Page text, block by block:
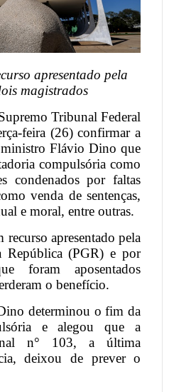
apresentado pela
magistrados
Tribunal Federal
feira (26) confirmar a
Flávio Dino que
compulsória como
condenados por faltas
venda de sentenças,
e moral, entre outras.
apresentado pela
República (PGR) e por
foram aposentados
o benefício.
determinou o fim da
e alegou que a
n° 103, a última
deixou de prever o